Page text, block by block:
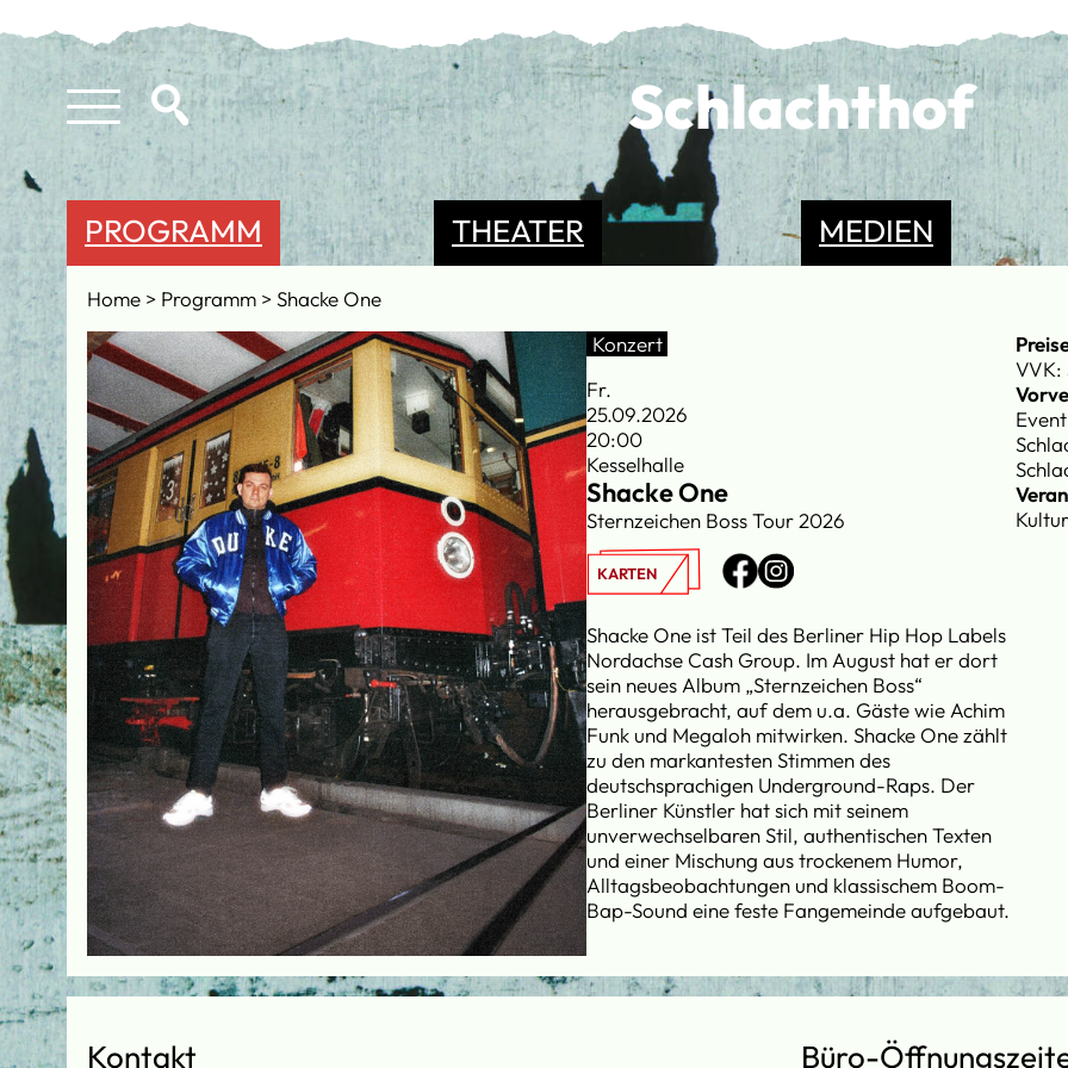
Schlachthof
PROGRAMM THEATER MEDIEN
Home Programm
Shacke One
Konzert
Fr.
25.09.2026
20:00
Kesselhalle
Shacke One
Sternzeichen Boss Tour 2026
KARTEN
Shacke One ist Teil des Berliner Hip Hop Labels
Nordachse Cash Group. Im August hat er dort
sein neues Album „Sternzeichen Boss“
herausgebracht, auf dem u.a. Gäste wie Achim
Funk und Megaloh mitwirken. Shacke One zählt
zu den markantesten Stimmen des
deutschsprachigen Underground-Raps. Der
Berliner Künstler hat sich mit seinem
unverwechselbaren Stil, authentischen Texten
und einer Mischung aus trockenem Humor,
Alltagsbeobachtungen und klassischem Boom-
Bap-Sound eine feste Fangemeinde aufgebaut.
VVK:
Kontakt Büro-